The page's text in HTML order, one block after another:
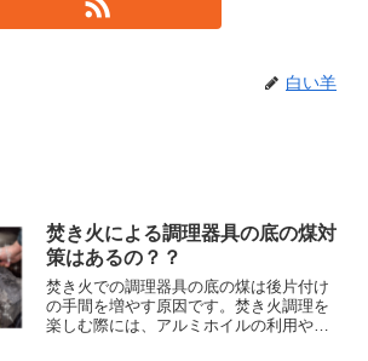
白い羊
焚き火による調理器具の底の煤対
策はあるの？？
焚き火での調理器具の底の煤は後片付け
の手間を増やす原因です。焚き火調理を
楽しむ際には、アルミホイルの利用や専